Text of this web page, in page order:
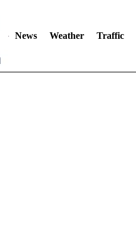
News Weather Traffic